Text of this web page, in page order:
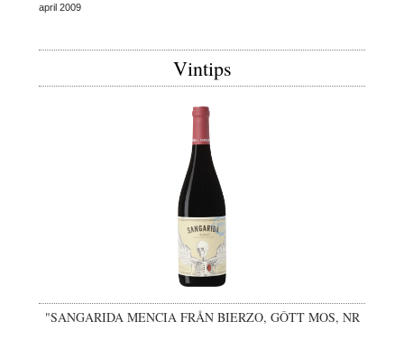
april 2009
Vintips
"SANGARIDA MENCIA FRÅN BIERZO, GÔTT MOS, NR